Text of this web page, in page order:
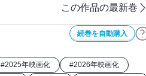
この作品の最新巻
続巻を自動購入
#2025年映画化 #2026年映画化